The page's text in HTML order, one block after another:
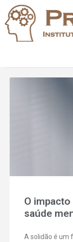
O
saúde
A solidão é um